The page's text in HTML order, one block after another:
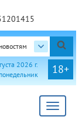
18+
2026 г.
понедельник
Toggle